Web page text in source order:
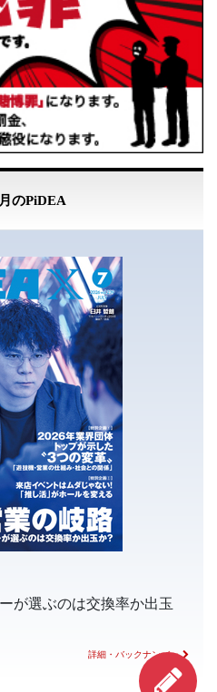
のPiDEA
が選ぶのは交換率か出玉
詳細・バックナンバー